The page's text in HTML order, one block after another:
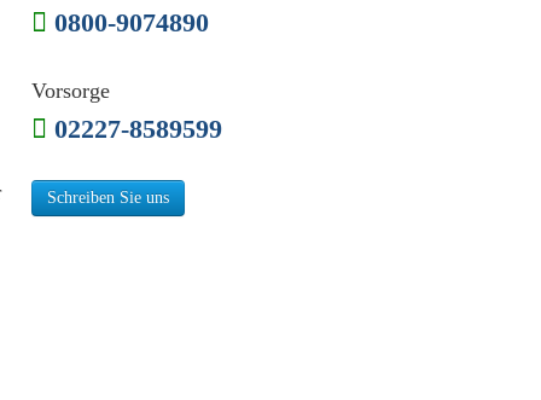
0800-9074890
Vorsorge
02227-8589599
Schreiben Sie uns